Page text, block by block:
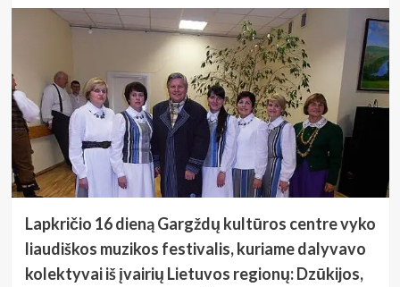
Lapkričio 16 dieną Gargždų kultūros centre vyko
liaudiškos muzikos festivalis, kuriame dalyvavo
kolektyvai iš įvairių Lietuvos regionų: Dzūkijos,